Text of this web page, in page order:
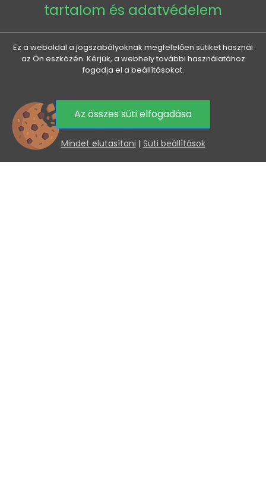
MINDEN A VÁSÁRLÁSRÓL
HASZNOS INFORMÁCIÓK
KEDVEZMÉNYEK ÉS ÚJDONSÁGOK ÖNNEK, E-MAILBEN
Az elküldéssel hozzájárul személyes adatai
0
tartalom és adatvédelem
Ez a weboldal a jogszabályoknak megfelelően sütiket használ
az Ön eszközén. Kérjük, a webhely további használatához
fogadja el a beállításokat.
Az összes süti elfogadása
Mindet elutasítani | Süti beállítások